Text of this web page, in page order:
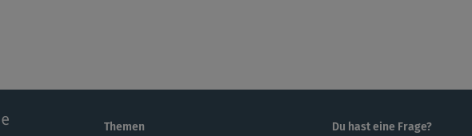
Themen
Du hast eine Frage?